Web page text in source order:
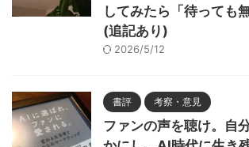
してみたら「待っても
(追記あり)
2026/5/12
書評 考察・意見
ファンの声を聴け。自